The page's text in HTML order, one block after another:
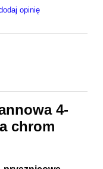
opinię
4-
chrom